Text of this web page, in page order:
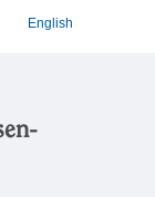
English